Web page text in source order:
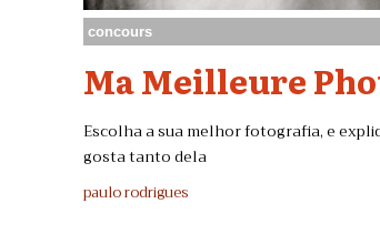
concours
Ma Meilleure
Escolha a sua melhor fotografia, e
gosta tanto dela
paulo rodrigues